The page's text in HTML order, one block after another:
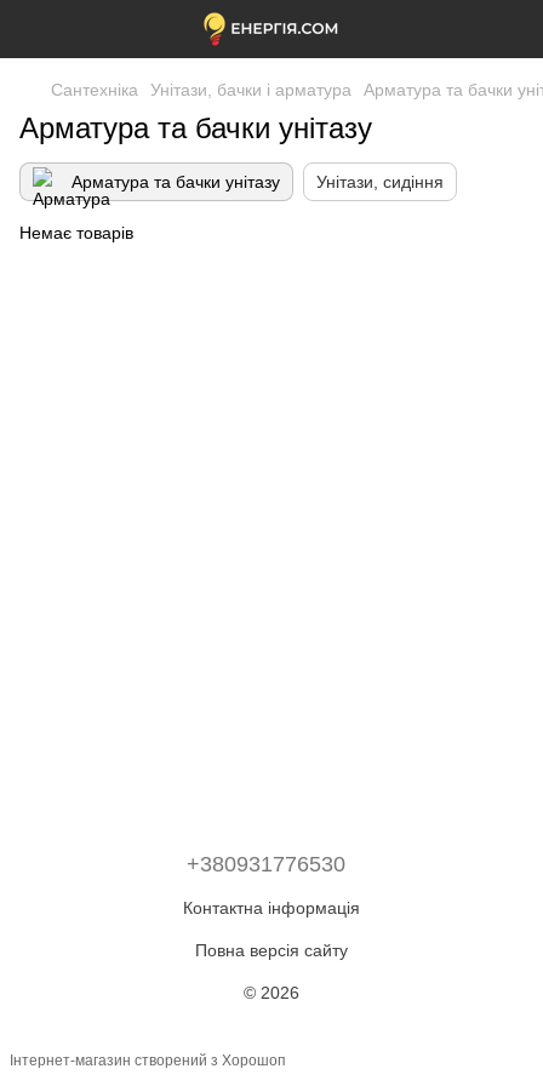
Сантехніка Унітази, бачки і арматура Арматура та бачки
Арматура та бачки унітазу
Арматура та бачки унітазу Унітази, сидіння
Немає товарів
+380931776530
Контактна інформація
Повна версія сайту
© 2026
Інтернет-магазин створений з Хорошоп